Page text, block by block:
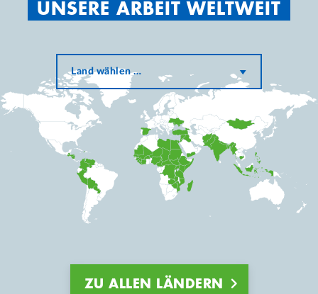
UNSERE ARBEIT WELTWEIT
Land wählen …
ZU ALLEN LÄNDERN